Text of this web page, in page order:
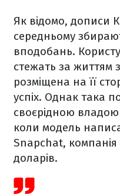
Як відомо, дописи
середньому
вподобань.
стежать за життям
розміщена на її
успіх. Однак така
своєрідною
коли модель
Snapchat, компанія
доларів.